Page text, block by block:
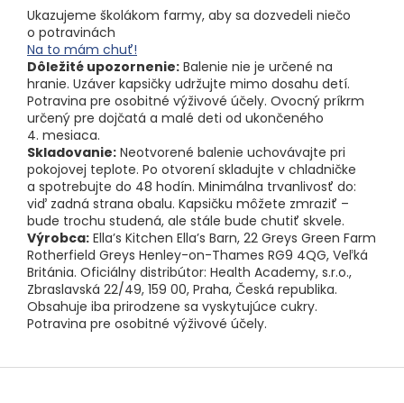
Ukazujeme školákom farmy, aby sa dozvedeli niečo
o potravinách
Na to mám chuť!
Dôležité upozornenie: Balenie nie je určené na
hranie. Uzáver kapsičky udržujte mimo dosahu detí.
Potravina pre osobitné výživové účely. Ovocný príkrm
určený pre dojčatá a malé deti od ukončeného
4. mesiaca.
Skladovanie: Neotvorené balenie uchovávajte pri
pokojovej teplote. Po otvorení skladujte v chladničke
a spotrebujte do 48 hodín. Minimálna trvanlivosť do:
viď zadná strana obalu. Kapsičku môžete zmraziť –
bude trochu studená, ale stále bude chutiť skvele.
Výrobca: Ella’s Kitchen Ella’s Barn, 22 Greys Green Farm
Rotherfield Greys Henley-on-Thames RG9 4QG, Veľká
Británia. Oficiálny distribútor: Health Academy, s.r.o.,
Zbraslavská 22/49, 159 00, Praha, Česká republika.
Obsahuje iba prirodzene sa vyskytujúce cukry.
Potravina pre osobitné výživové účely.